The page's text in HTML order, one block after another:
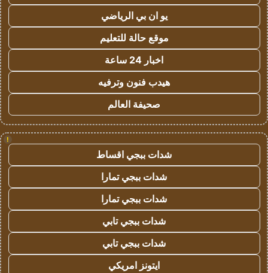
يو ان بي الرياضي
موقع حالة للتعليم
اخبار 24 ساعة
هيدب فنون وترفيه
صحيفة العالم
!
شدات ببجي اقساط
شدات ببجي تمارا
شدات ببجي تمارا
شدات ببجي تابي
شدات ببجي تابي
ايتونز امريكي